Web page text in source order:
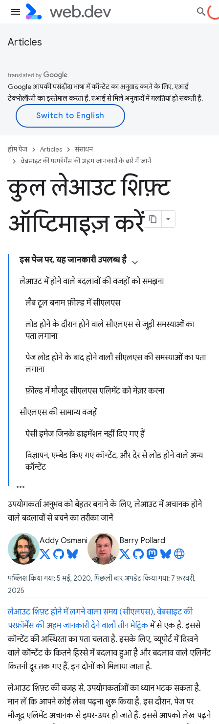
Articles
Google आपकी पसंदीदा भाषा में कॉन्टेंट का अनुवाद करने के लिए, एआई
टेक्नोलॉजी का इस्तेमाल करता है. एआई से मिले अनुवादों में गलतियां हो सकती हैं.
होम पेज Articles
संसाधन
वेबसाइट की परफ़ॉर्मेंस की अहम जानकारी के बारे में जानें
कुल लेआउट शिफ़्ट
ऑप्टिमाइज़ करें
इस पेज पर, यह जानकारी उपलब्ध है
लेआउट में होने वाले बदलावों की वजहों को समझना
लैब टूल बनाम फ़ील्ड में सीएलएस
लोड होने के दौरान होने वाले सीएलएस से जुड़ी समस्याओं का
पता लगाना
पेज लोड होने के बाद होने वाली सीएलएस की समस्याओं का पता
लगाना
फ़ील्ड में मौजूद सीएलएस एलिमेंट को मेज़र करना
सीएलएस की सामान्य वजहें
ऐसी इमेज जिनके डाइमेंशन नहीं दिए गए हैं
विज्ञापन, एम्बेड किए गए कॉन्टेंट, और देर से लोड होने वाले अन्य
कॉन्टेंट
उपयोगकर्ता अनुभव को बेहतर बनाने के लिए, लेआउट में अचानक होने
वाले बदलावों से बचने का तरीका जानें
Addy Osmani Barry Pollard
पब्लिश किया गया: 5 मई, 2020, पिछली बार अपडेट किया गया: 7 फ़रवरी,
2025
लेआउट शिफ़्ट होने में लगने वाला समय (सीएलएस),वेबसाइट की
परफ़ॉर्मेंस की अहम जानकारी देने वाली तीन मेट्रिकमें से एक है. इससे
कॉन्टेंट की अस्थिरता का पता चलता है. इसके लिए, व्यूपोर्ट में दिखने
वाले कॉन्टेंट के कितने हिस्से में बदलाव हुआ है और बदलाव वाले एलिमेंट
कितनी दूर तक गए हैं, इन दोनों को मिलाया जाता है.
लेआउट शिफ़्ट की वजह से, उपयोगकर्ताओं का ध्यान भटक सकता है.
मान लें कि आपने कोई लेख पढ़ना शुरू किया है. इस दौरान, पेज पर
मौजूद एलिमेंट अचानक से इधर-उधर हो जाते हैं. इससे आपको लेख पढ़ने